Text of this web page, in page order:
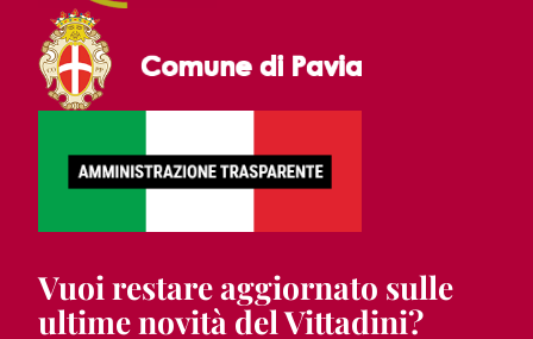
Vuoi restare aggiornato sulle
ultime novità del Vittadini?